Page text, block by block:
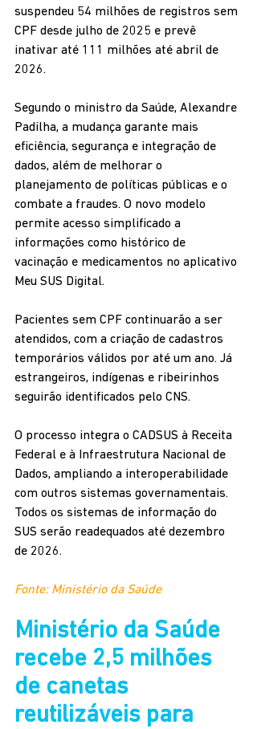
suspendeu 54 milhões de registros sem
CPF desde julho de 2025 e prevê
inativar até 111 milhões até abril de
2026.
Segundo o ministro da Saúde, Alexandre
Padilha, a mudança garante mais
eficiência, segurança e integração de
dados, além de melhorar o
planejamento de políticas públicas e o
combate a fraudes. O novo modelo
permite acesso simplificado a
informações como histórico de
vacinação e medicamentos no aplicativo
Meu SUS Digital.
Pacientes sem CPF continuarão a ser
atendidos, com a criação de cadastros
temporários válidos por até um ano. Já
estrangeiros, indígenas e ribeirinhos
seguirão identificados pelo CNS.
O processo integra o CADSUS à Receita
Federal e à Infraestrutura Nacional de
Dados, ampliando a interoperabilidade
com outros sistemas governamentais.
Todos os sistemas de informação do
SUS serão readequados até dezembro
de 2026.
Fonte: Ministério da Saúde
Ministério da Saúde
recebe 2,5 milhões
de canetas
reutilizáveis para